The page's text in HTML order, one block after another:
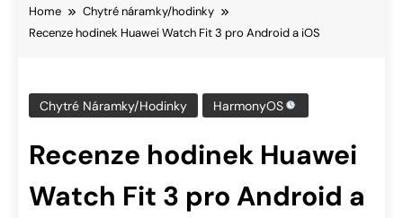
Home
Chytré náramky/hodinky
Recenze hodinek Huawei Watch Fit 3 pro Android a iOS
Chytré Náramky/hodinky HarmonyOS
Recenze hodinek Huawei
Watch Fit 3 pro Android a